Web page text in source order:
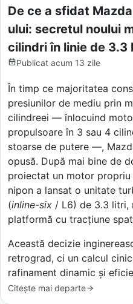
De ce a sfidat
ului: secretul noului
cilindri în linie de 3.3
Publicat acum 13 zile
În timp ce majoritatea
presiunilor de mediu prin
cilindreei — înlocuind
propulsoare în 3 sau 4
stoarse de putere —,
opusă. După mai bine de
proiectat un motor propriu
nipon a lansat o unitate
(inline-six / L6) de 3.3 litri,
platformă cu tracțiune
Această decizie
retrograd, ci un calcul
rafinament dinamic și
Citește mai departe